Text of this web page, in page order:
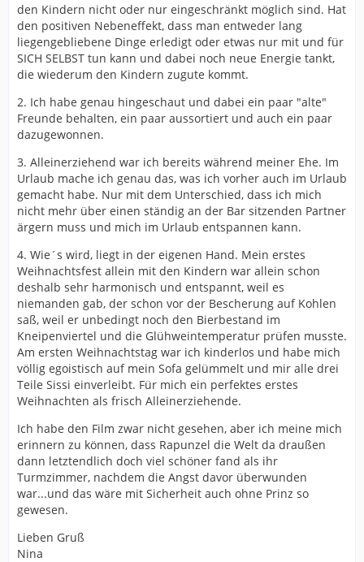
den Kindern nicht oder nur eingeschränkt möglich sind. Hat
den positiven Nebeneffekt, dass man entweder lang
liegengebliebene Dinge erledigt oder etwas nur mit und für
SICH SELBST tun kann und dabei noch neue Energie tankt,
die wiederum den Kindern zugute kommt.
2. Ich habe genau hingeschaut und dabei ein paar "alte"
Freunde behalten, ein paar aussortiert und auch ein paar
dazugewonnen.
3. Alleinerziehend war ich bereits während meiner Ehe. Im
Urlaub mache ich genau das, was ich vorher auch im Urlaub
gemacht habe. Nur mit dem Unterschied, dass ich mich
nicht mehr über einen ständig an der Bar sitzenden Partner
ärgern muss und mich im Urlaub entspannen kann.
4. Wie´s wird, liegt in der eigenen Hand. Mein erstes
Weihnachtsfest allein mit den Kindern war allein schon
deshalb sehr harmonisch und entspannt, weil es
niemanden gab, der schon vor der Bescherung auf Kohlen
saß, weil er unbedingt noch den Bierbestand im
Kneipenviertel und die Glühweintemperatur prüfen musste.
Am ersten Weihnachtstag war ich kinderlos und habe mich
völlig egoistisch auf mein Sofa gelümmelt und mir alle drei
Teile Sissi einverleibt. Für mich ein perfektes erstes
Weihnachten als frisch Alleinerziehende.
Ich habe den Film zwar nicht gesehen, aber ich meine mich
erinnern zu können, dass Rapunzel die Welt da draußen
dann letztendlich doch viel schöner fand als ihr
Turmzimmer, nachdem die Angst davor überwunden
war...und das wäre mit Sicherheit auch ohne Prinz so
gewesen.
Lieben Gruß
Nina